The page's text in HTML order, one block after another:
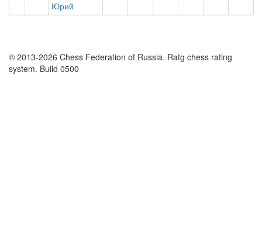
Юрий
© 2013-2026 Chess Federation of Russia. Ratg chess rating
system. Build 0500